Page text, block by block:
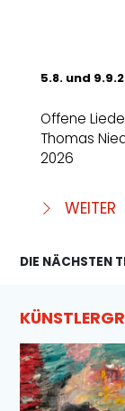
5.8. und
Offene
Thomas
2026
WEITER
DIE NÄCHSTEN